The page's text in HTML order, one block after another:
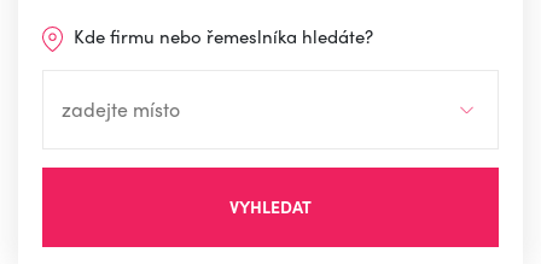
Kde firmu nebo řemeslníka hledáte?
VYHLEDAT